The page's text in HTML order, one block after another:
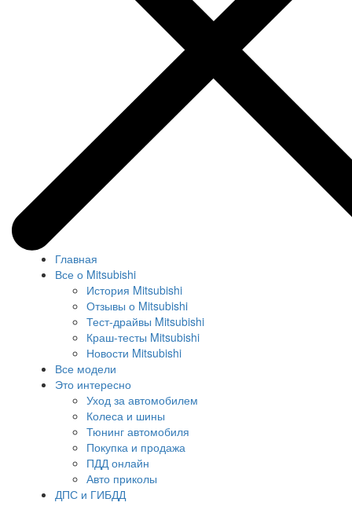
Главная
Все о Mitsubishi
История Mitsubishi
Отзывы о Mitsubishi
Тест-драйвы Mitsubishi
Краш-тесты Mitsubishi
Новости Mitsubishi
Все модели
Это интересно
Уход за автомобилем
Колеса и шины
Тюнинг автомобиля
Покупка и продажа
ПДД онлайн
Авто приколы
ДПС и ГИБДД